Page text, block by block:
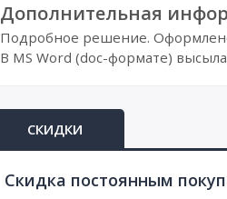
Дополнительная
Подробное решение.
В MS Word (doc-формате)
СКИДКИ
Cкидка постоянным